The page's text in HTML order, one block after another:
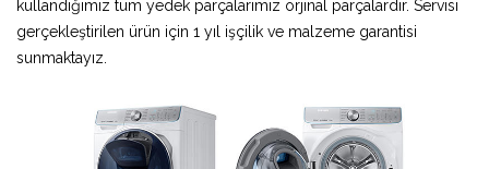
kullandığımız tüm yedek parçalarımız orjinal parçalardır. Servisi
gerçekleştirilen ürün için 1 yıl işçilik ve malzeme garantisi
sunmaktayız.